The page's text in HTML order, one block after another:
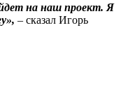
на наш проект. Я
– сказал Игорь